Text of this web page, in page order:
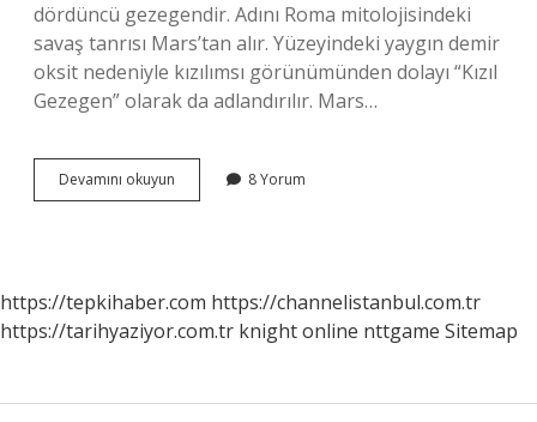
dördüncü gezegendir. Adını Roma mitolojisindeki
savaş tanrısı Mars’tan alır. Yüzeyindeki yaygın demir
oksit nedeniyle kızılımsı görünümünden dolayı “Kızıl
Gezegen” olarak da adlandırılır. Mars…
Devamını okuyun
Gezegeninin
8 Yorum
https://tepkihaber.com https://channelistanbul.com.tr
https://tarihyaziyor.com.tr knight online nttgame Sitemap